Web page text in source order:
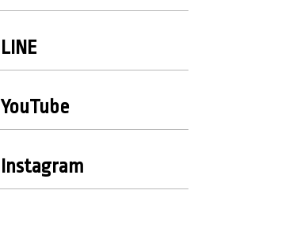
LINE
YouTube
Instagram